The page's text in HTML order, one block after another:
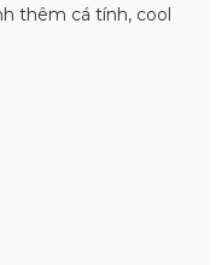
thêm cá tính, cool